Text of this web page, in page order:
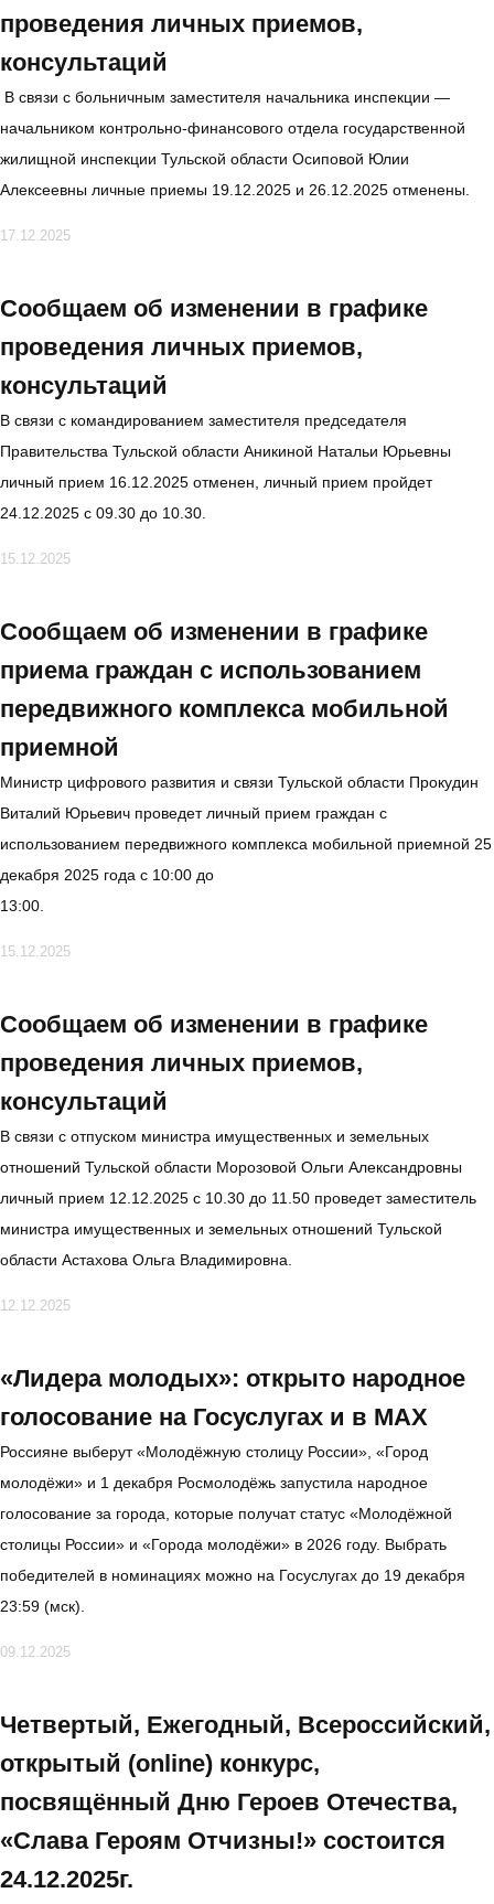
проведения личных приемов,
консультаций
В связи с больничным заместителя начальника инспекции —
начальником контрольно-финансового отдела государственной
жилищной инспекции Тульской области Осиповой Юлии
Алексеевны личные приемы 19.12.2025 и 26.12.2025 отменены.
17.12.2025
Сообщаем об изменении в графике
проведения личных приемов,
консультаций
В связи с командированием заместителя председателя
Правительства Тульской области Аникиной Натальи Юрьевны
личный прием 16.12.2025 отменен, личный прием пройдет
24.12.2025 с 09.30 до 10.30.
15.12.2025
Сообщаем об изменении в графике
приема граждан с использованием
передвижного комплекса мобильной
приемной
Министр цифрового развития и связи Тульской области Прокудин
Виталий Юрьевич проведет личный прием граждан с
использованием передвижного комплекса мобильной приемной 25
декабря 2025 года с 10:00 до
13:00.
15.12.2025
Сообщаем об изменении в графике
проведения личных приемов,
консультаций
В связи с отпуском министра имущественных и земельных
отношений Тульской области Морозовой Ольги Александровны
личный прием 12.12.2025 с 10.30 до 11.50 проведет заместитель
министра имущественных и земельных отношений Тульской
области Астахова Ольга Владимировна.
12.12.2025
«Лидера молодых»: открыто народное
голосование на Госуслугах и в МАХ
Россияне выберут «Молодёжную столицу России», «Город
молодёжи» и 1 декабря Росмолодёжь запустила народное
голосование за города, которые получат статус «Молодёжной
столицы России» и «Города молодёжи» в 2026 году. Выбрать
победителей в номинациях можно на Госуслугах до 19 декабря
23:59 (мск).
09.12.2025
Четвертый, Ежегодный, Всероссийский,
открытый (online) конкурс,
посвящённый Дню Героев Отечества,
«Слава Героям Отчизны!» состоится
24.12.2025г.